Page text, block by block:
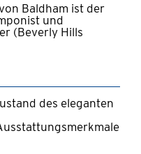
Baldham ist der
und
(Beverly Hills
des eleganten